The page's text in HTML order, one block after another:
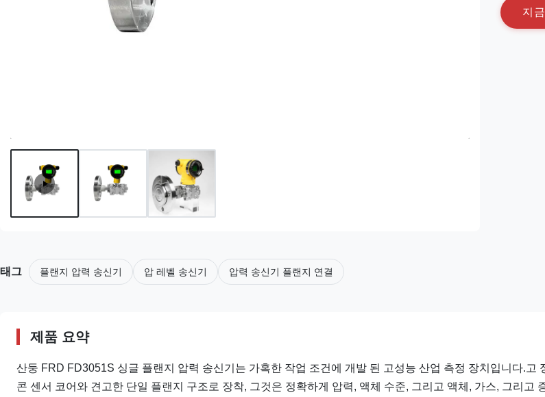
지 금
태그 플랜지 압력 송신기 압 레벨 송신기 압력 송신기 플랜지 연결
제품 요약
산둥 FRD FD3051S 싱글 플랜지 압력 송신기는 가혹한 작업 조건에 개발 된 고성능 산업 측정 장치입니다.고
콘 센서 코어와 견고한 단일 플랜지 구조로 장착, 그것은 정확하게 압력, 액체 수준, 그리고 액체, 가스, 그리고